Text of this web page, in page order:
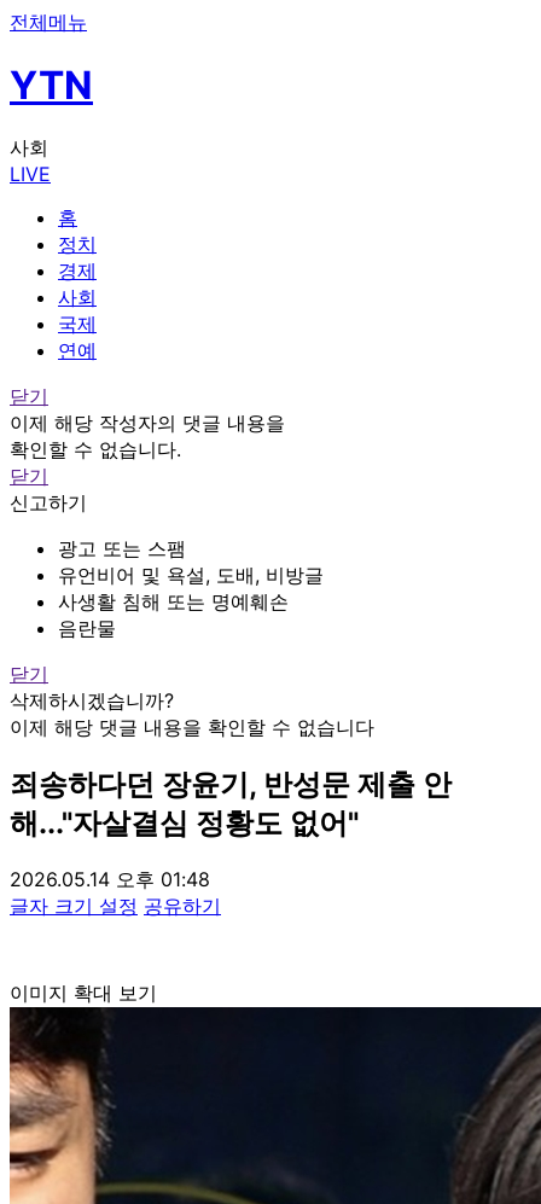
전체메뉴
YTN
사회
LIVE
홈
정치
경제
사회
국제
연예
닫기
이제 해당 작성자의 댓글 내용을
확인할 수 없습니다.
닫기
신고하기
광고 또는 스팸
유언비어 및 욕설, 도배, 비방글
사생활 침해 또는 명예훼손
음란물
닫기
삭제하시겠습니까?
이제 해당 댓글 내용을 확인할 수 없습니다
죄송하다던 장윤기, 반성문 제출 안
해..."자살결심 정황도 없어"
2026.05.14 오후 01:48
글자 크기 설정 공유하기
이미지 확대 보기